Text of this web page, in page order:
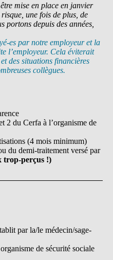
mise en place en janvier
une fois de plus, de
portons depuis des années,
es par notre employeur et la
l’employeur. Cela éviterait
des situations financières
collègues.
2 du Cerfa à l’organisme de
(4 mois minimum)
du demi-traitement versé par
perçus !)
par la/le médecin/sage-
de sécurité sociale